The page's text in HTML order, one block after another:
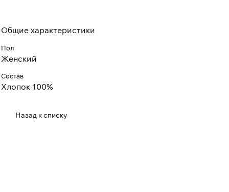
Общие характеристики
Пол
Женский
Состав
Хлопок 100%
Назад к списку